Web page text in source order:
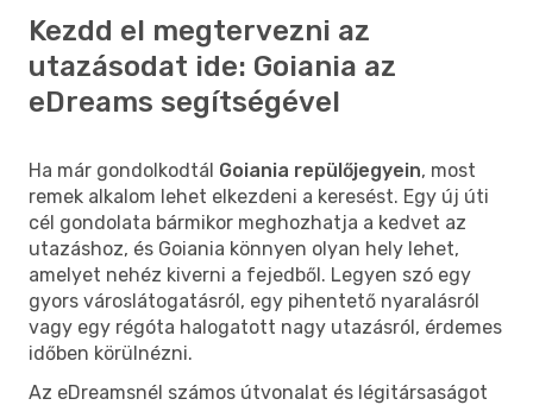
Kezdd el megtervezni az
utazásodat ide: Goiania az
eDreams segítségével
Ha már gondolkodtál Goiania repülőjegyein, most
remek alkalom lehet elkezdeni a keresést. Egy új úti
cél gondolata bármikor meghozhatja a kedvet az
utazáshoz, és Goiania könnyen olyan hely lehet,
amelyet nehéz kiverni a fejedből. Legyen szó egy
gyors városlátogatásról, egy pihentető nyaralásról
vagy egy régóta halogatott nagy utazásról, érdemes
időben körülnézni.
Az eDreamsnél számos útvonalat és légitársaságot